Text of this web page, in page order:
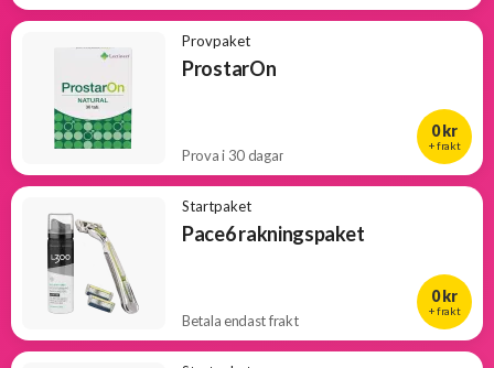
Provpaket
ProstarOn
Prova i 30 dagar
0 kr
+ frakt
Startpaket
Pace6 rakningspaket
Betala endast frakt
0 kr
+ frakt